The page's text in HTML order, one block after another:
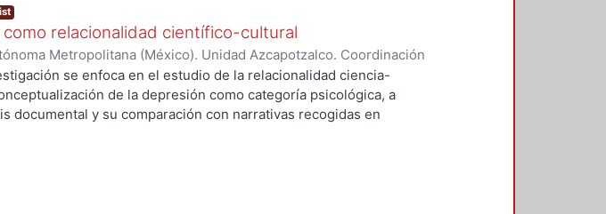
relacionalidad científico-cultural
Metropolitana (México). Unidad Azcapotzalco. Coordinación
,2023-09-02 )Huerta Muñoz, Laura
se enfoca en el estudio de la relacionalidad ciencia-
de la depresión como categoría psicológica, a
documental y su comparación con narrativas recogidas en